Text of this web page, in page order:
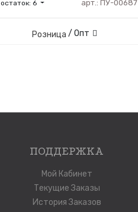
остаток: 6 арт.: ПУ-00687
Розница / Опт
ПОДДЕРЖКА
Мой Кабинет
Текущие Заказы
История Заказов